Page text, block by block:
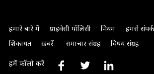
हमारे बारे में प्राइवेसी पॉलिसी नियम हमसे
शिकायत
खबरें समाचार संग्रह विषय संग्रह
हमें फॉलो करें